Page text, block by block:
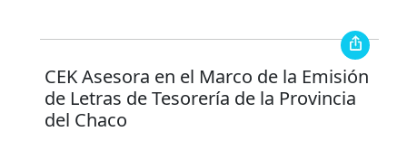
CEK Asesora en el Marco de la Emisión
de Letras de Tesorería de la Provincia
del Chaco